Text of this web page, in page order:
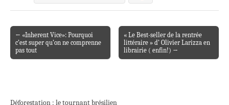
Post navigation
← «Inherent Vice»: Pourquoi
c’est super qu’on ne comprenne
pas tout
« Le Best-seller de la rentrée
littéraire » d’ Olivier Larizza en
librairie ( enfin!) →
Déforestation : le tournant brésilien